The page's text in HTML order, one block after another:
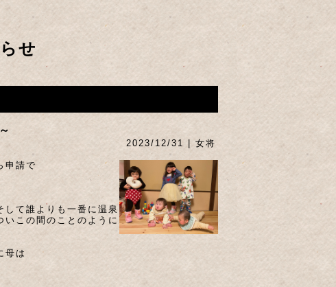
せ
2023/12/31 | 女将
申請で
て誰よりも一番に温泉
この間のことのように
母は